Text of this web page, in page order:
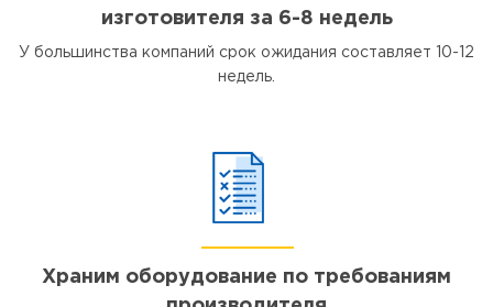
изготовителя за 6-8 недель
У большинства компаний срок ожидания составляет 10-12
недель.
Храним оборудование по требованиям